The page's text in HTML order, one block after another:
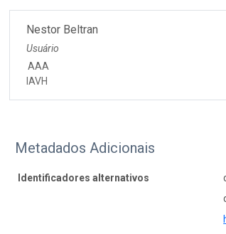
Nestor Beltran
Usuário
AAA
IAVH
Metadados Adicionais
Identificadores alternativos